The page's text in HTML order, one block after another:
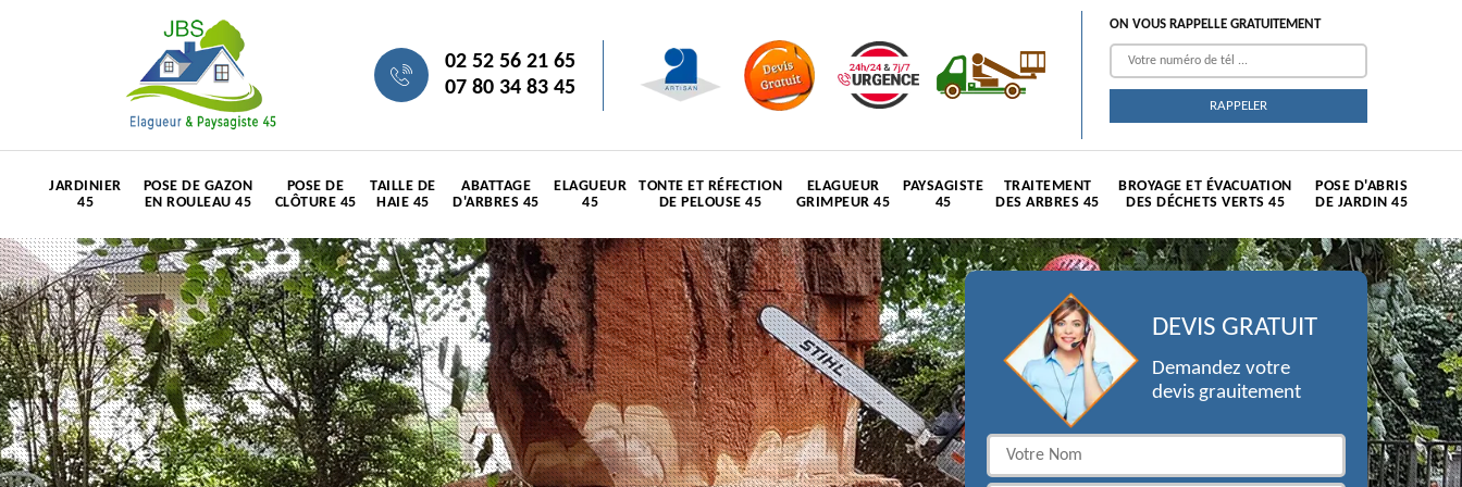
02 52 56 21 65
07 80 34 83 45
ON VOUS RAPPELLE GRATUITEMENT
JARDINIER
45
POSE DE GAZON
EN ROULEAU 45
POSE DE
CLÔTURE 45
TAILLE DE
HAIE 45
ABATTAGE
D'ARBRES 45
ELAGUEUR
45
TONTE ET RÉFECTION
DE PELOUSE 45
ELAGUEUR
GRIMPEUR 45
PAYSAGISTE
45
TRAITEMENT
DES ARBRES 45
BROYAGE ET ÉVACUATION
DES DÉCHETS VERTS 45
POSE D'ABRIS
DE JARDIN 45
DEVIS GRATUIT
Demandez votre
devis grauitement